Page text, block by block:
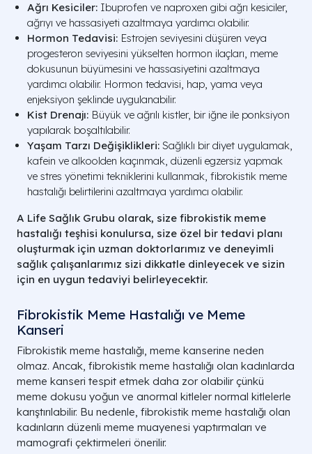
Ağrı Kesiciler: Ibuprofen ve naproxen gibi ağrı kesiciler,
ağrıyı ve hassasiyeti azaltmaya yardımcı olabilir.
Hormon Tedavisi: Estrojen seviyesini düşüren veya
progesteron seviyesini yükselten hormon ilaçları, meme
dokusunun büyümesini ve hassasiyetini azaltmaya
yardımcı olabilir. Hormon tedavisi, hap, yama veya
enjeksiyon şeklinde uygulanabilir.
Kist Drenajı: Büyük ve ağrılı kistler, bir iğne ile ponksiyon
yapılarak boşaltılabilir.
Yaşam Tarzı Değişiklikleri: Sağlıklı bir diyet uygulamak,
kafein ve alkoolden kaçınmak, düzenli egzersiz yapmak
ve stres yönetimi tekniklerini kullanmak, fibrokistik meme
hastalığı belirtilerini azaltmaya yardımcı olabilir.
A Life Sağlık Grubu olarak, size fibrokistik meme
hastalığı teşhisi konulursa, size özel bir tedavi planı
oluşturmak için uzman doktorlarımız ve deneyimli
sağlık çalışanlarımız sizi dikkatle dinleyecek ve sizin
için en uygun tedaviyi belirleyecektir.
Fibrokistik Meme Hastalığı ve Meme
Kanseri
Fibrokistik meme hastalığı, meme kanserine neden
olmaz. Ancak, fibrokistik meme hastalığı olan kadınlarda
meme kanseri tespit etmek daha zor olabilir çünkü
meme dokusu yoğun ve anormal kitleler normal kitlelerle
karıştırılabilir. Bu nedenle, fibrokistik meme hastalığı olan
kadınların düzenli meme muayenesi yaptırmaları ve
mamografi çektirmeleri önerilir.